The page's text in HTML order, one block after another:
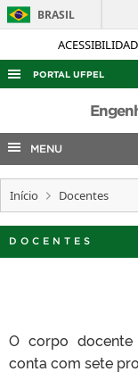
BRASIL
PORTAL UFPEL
ACESSO À
AUDITORIA
COBALTO
CONCURSOS
EDITAIS
INTERNACIONAL
TELEFONES
MENU
Início Docentes
DOCENTES
O corpo
conta com sete